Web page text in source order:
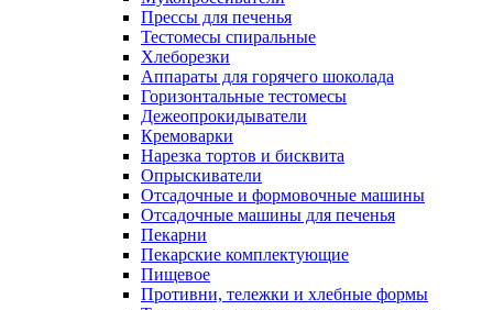
Прессы для печенья
Тестомесы спиральные
Хлеборезки
Аппараты для горячего шоколада
Горизонтальные тестомесы
Дежеопрокидыватели
Кремоварки
Нарезка тортов и бисквита
Опрыскиватели
Отсадочные и формовочные машины
Отсадочные машины для печенья
Пекарни
Пекарские комплектующие
Пищевое
Противни, тележки и хлебные формы